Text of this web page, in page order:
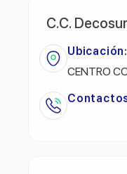
C.C.
Ubicación:
CENTRO